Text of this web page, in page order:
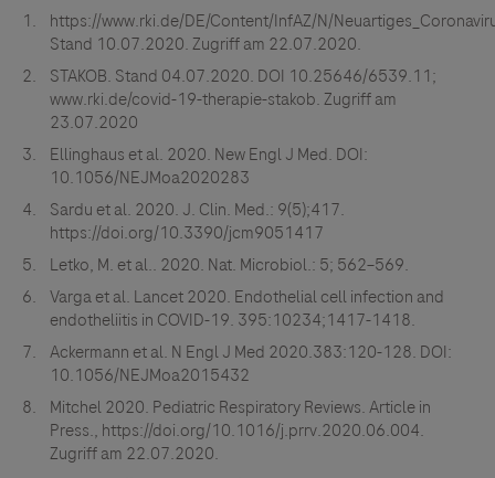
https://www.rki.de/DE/Content/InfAZ/N/
Stand 10.07.2020. Zugriff am 22.07.2020.
STAKOB. Stand 04.07.2020. DOI 10.25646/6539.11;
www.rki.de/covid-19-therapie-stakob. Zugriff am
23.07.2020
Ellinghaus et al. 2020. New Engl J Med. DOI:
10.1056/NEJMoa2020283
Sardu et al. 2020. J. Clin. Med.: 9(5);417.
https://doi.org/10.3390/jcm9051417
Letko, M. et al.. 2020. Nat. Microbiol.: 5; 562–569.
Varga et al. Lancet 2020. Endothelial cell infection and
endotheliitis in COVID-19. 395:10234;1417-1418.
Ackermann et al. N Engl J Med 2020.383:120-128. DOI:
10.1056/NEJMoa2015432
Mitchel 2020. Pediatric Respiratory Reviews. Article in
Press., https://doi.org/10.1016/j.prrv.2020.06.004.
Zugriff am 22.07.2020.